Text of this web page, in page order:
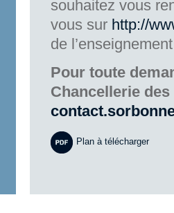
souhaitez vous
vous sur http://
de
Pour toute
Chancellerie
Plan à télécharger